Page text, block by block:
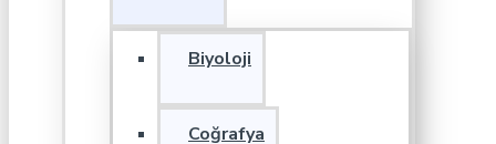
Biyoloji
Coğrafya